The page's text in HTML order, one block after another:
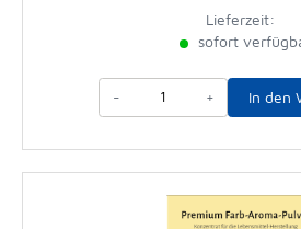
Lieferzeit:
sofort
- + In den